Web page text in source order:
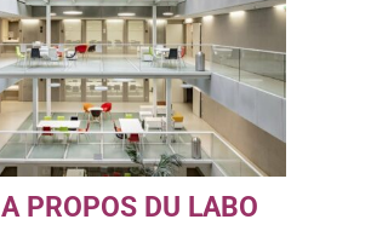
A PROPOS DU LABO